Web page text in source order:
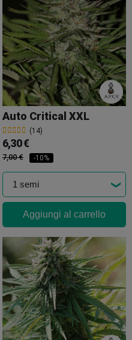
Auto Critical XXL
(14)
6,30 €
7,00 € -10%
Aggiungi al carrello